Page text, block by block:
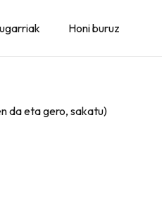
Honi buruz
da eta gero, sakatu)